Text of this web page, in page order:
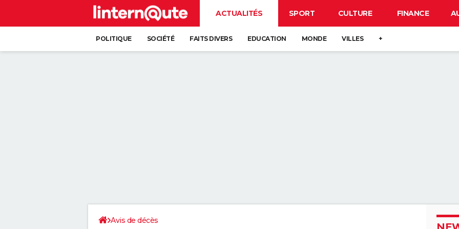
ACTUALITÉS SPORT CULTURE FINANCE
POLITIQUE SOCIÉTÉ FAITS DIVERS EDUCATION MONDE VILLES +
Avis de décès